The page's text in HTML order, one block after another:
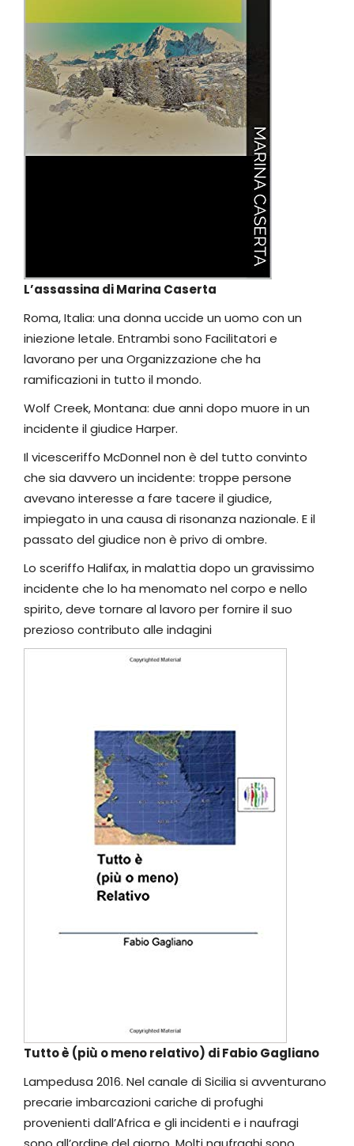
L’assassina di Marina Caserta
Roma, Italia: una donna uccide un uomo con un
iniezione letale. Entrambi sono Facilitatori e
lavorano per una Organizzazione che ha
ramificazioni in tutto il mondo.
Wolf Creek, Montana: due anni dopo muore in un
incidente il giudice Harper.
Il vicesceriffo McDonnel non è del tutto convinto
che sia davvero un incidente: troppe persone
avevano interesse a fare tacere il giudice,
impiegato in una causa di risonanza nazionale. E il
passato del giudice non è privo di ombre.
Lo sceriffo Halifax, in malattia dopo un gravissimo
incidente che lo ha menomato nel corpo e nello
spirito, deve tornare al lavoro per fornire il suo
prezioso contributo alle indagini
Tutto è (più o meno relativo) di Fabio Gagliano
Lampedusa 2016. Nel canale di Sicilia si avventurano
precarie imbarcazioni cariche di profughi
provenienti dall’Africa e gli incidenti e i naufragi